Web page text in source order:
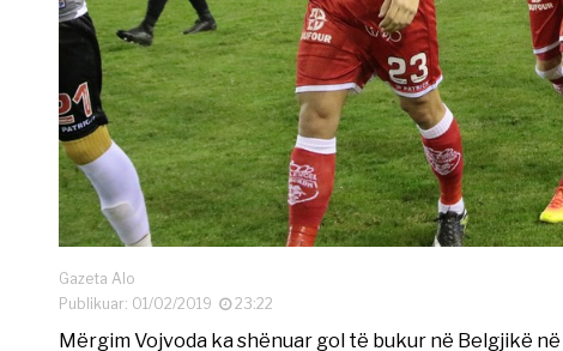
Gazeta Alo
Publikuar: 01/02/2019
23:22
Mërgim Vojvoda ka shënuar gol të bukur në Belgjikë